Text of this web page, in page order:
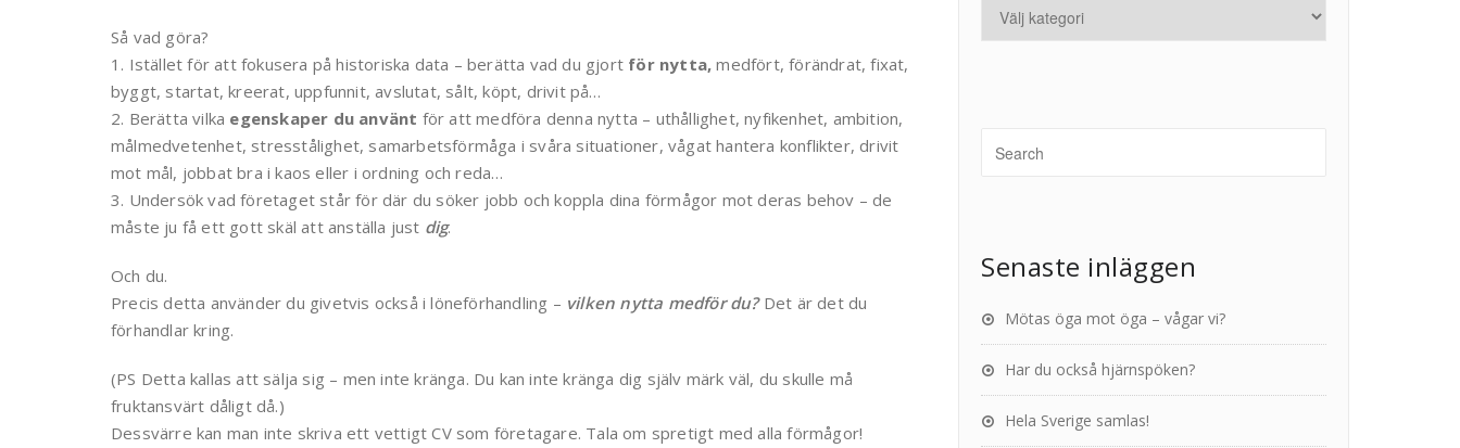
Så vad göra?
1. Istället för att fokusera på historiska data – berätta vad du gjort för nytta, medfört, förändrat, fixat,
byggt, startat, kreerat, uppfunnit, avslutat, sålt, köpt, drivit på…
2. Berätta vilka egenskaper du använt för att medföra denna nytta – uthållighet, nyfikenhet, ambition,
målmedvetenhet, stresstålighet, samarbetsförmåga i svåra situationer, vågat hantera konflikter, drivit
mot mål, jobbat bra i kaos eller i ordning och reda…
3. Undersök vad företaget står för där du söker jobb och koppla dina förmågor mot deras behov – de
måste ju få ett gott skäl att anställa just dig.
Och du.
Precis detta använder du givetvis också i löneförhandling – vilken nytta medför du? Det är det du
förhandlar kring.
(PS Detta kallas att sälja sig – men inte kränga. Du kan inte kränga dig själv märk väl, du skulle må
fruktansvärt dåligt då.)
Dessvärre kan man inte skriva ett vettigt CV som företagare. Tala om spretigt med alla förmågor!
Senaste inläggen
Mötas öga mot öga – vågar vi?
Har du också hjärnspöken?
Hela Sverige samlas!